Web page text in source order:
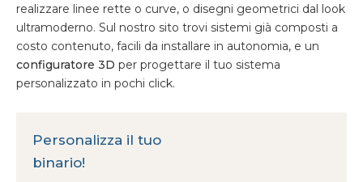
realizzare linee rette o curve, o disegni geometrici dal look
ultramoderno. Sul nostro sito trovi sistemi già composti a
costo contenuto, facili da installare in autonomia, e un
configuratore 3D per progettare il tuo sistema
personalizzato in pochi click.
Personalizza il tuo
binario!